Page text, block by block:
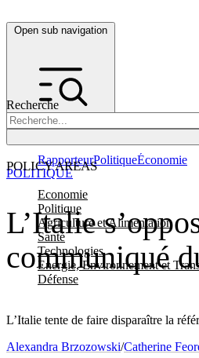
Open sub navigation
Recherche
POLICY AREAS
Economie
Politique
Agriculture et Alimentation
Santé
Technologies
Energie, Environnement et
Défense
RapporteurPolitiqueÉconomie
L’Italie
communiqué
L’Italie tente de faire disparaître la
POLITIQUE
Alexandra Brzozowski/Catherine